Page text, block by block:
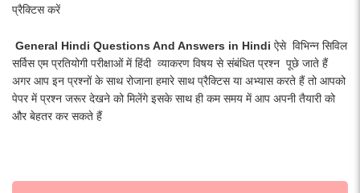
प्रैक्टिस करें
General Hindi Questions And Answers in Hindi ऐसे विभिन्न सिविल
सर्विस एम प्रतियोगी परीक्षाओं में हिंदी व्याकरण विषय से संबंधित प्रश्न पूछे जाते हैं
अगर आप इन प्रश्नों के साथ रोजाना हमारे साथ प्रैक्टिस या अभ्यास करते हैं तो आपको
पेपर में प्रश्न जरूर देखने को मिलेंगे इसके साथ ही कम समय में आप अपनी तैयारी को
और बेहतर कर सकते हैं